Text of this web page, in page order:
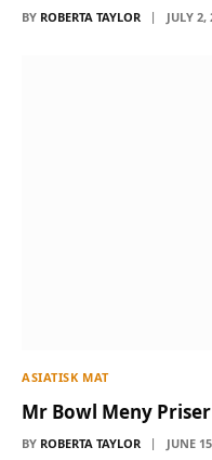
BY ROBERTA TAYLOR JULY 2,
ASIATISK MAT
Mr Bowl Meny
BY ROBERTA TAYLOR JUNE